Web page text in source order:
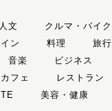
人文
クルマ・バイク
ン 料理 旅行
音楽
ビジネス
カフェ レストラン
美容・健康